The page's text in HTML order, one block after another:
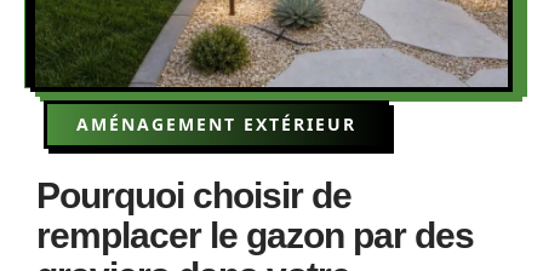
AMÉNAGEMENT EXTÉRIEUR
Pourquoi choisir de
remplacer le gazon par des